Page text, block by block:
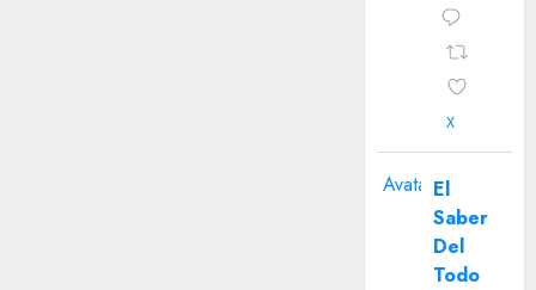
X
Avatar El
Saber
Del
Todo